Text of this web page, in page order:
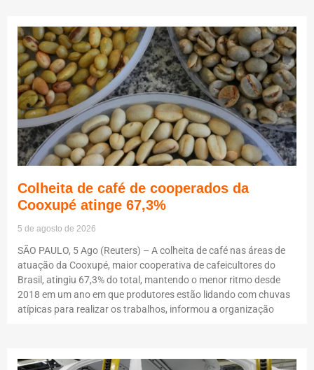
Colheita de café de cooperados da
Cooxupé atinge 67,3%
5 de agosto de 2026
SÃO PAULO, 5 Ago (Reuters) – A colheita de café nas áreas de
atuação da Cooxupé, maior cooperativa de cafeicultores do
Brasil, atingiu 67,3% do total, mantendo o menor ritmo desde
2018 em um ano em que produtores estão lidando com chuvas
atípicas para realizar os trabalhos, informou a organização